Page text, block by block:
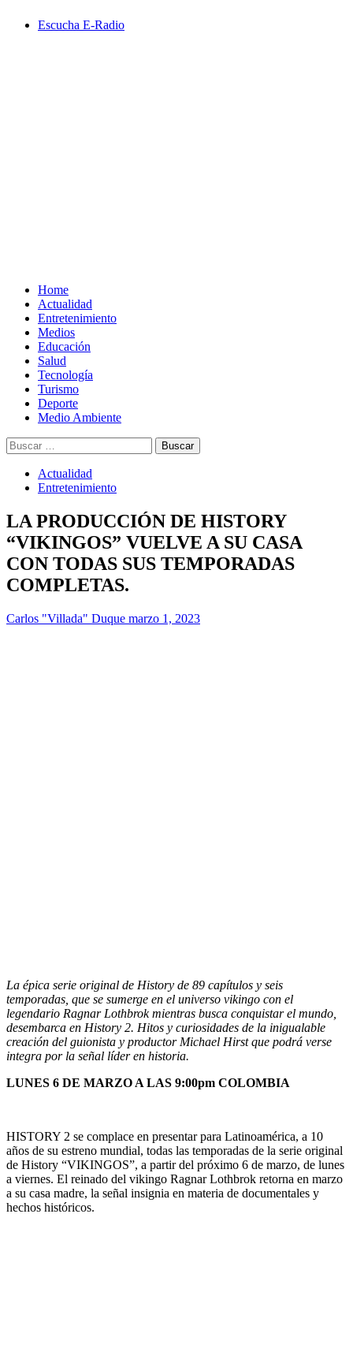
Escucha E-Radio
Home
Actualidad
Entretenimiento
Medios
Educación
Salud
Tecnología
Turismo
Deporte
Medio Ambiente
Buscar:
Actualidad
Entretenimiento
LA PRODUCCIÓN DE HISTORY
“VIKINGOS” VUELVE A SU CASA
CON TODAS SUS TEMPORADAS
COMPLETAS.
Carlos "Villada" Duque marzo 1, 2023
La épica serie original de History de 89 capítulos y seis
temporadas, que se sumerge en el universo vikingo con el
legendario Ragnar Lothbrok mientras busca conquistar el mundo,
desembarca en History 2. Hitos y curiosidades de la inigualable
creación del guionista y productor Michael Hirst que podrá verse
integra por la señal líder en historia.
LUNES 6 DE MARZO A LAS 9:00pm COLOMBIA
HISTORY 2 se complace en presentar para Latinoamérica, a 10
años de su estreno mundial, todas las temporadas de la serie original
de History “VIKINGOS”, a partir del próximo 6 de marzo, de lunes
a viernes. El reinado del vikingo Ragnar Lothbrok retorna en marzo
a su casa madre, la señal insignia en materia de documentales y
hechos históricos.